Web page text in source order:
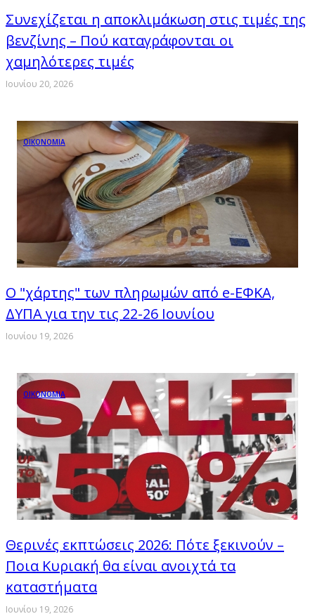
Συνεχίζεται η αποκλιμάκωση στις τιμές της
βενζίνης – Πού καταγράφονται οι
χαμηλότερες τιμές
Ιουνίου 20, 2026
ΟΙΚΟΝΟΜΙΑ
Ο "χάρτης" των πληρωμών από e-ΕΦΚΑ,
ΔΥΠΑ για την τις 22-26 Ιουνίου
Ιουνίου 19, 2026
ΟΙΚΟΝΟΜΙΑ
Θερινές εκπτώσεις 2026: Πότε ξεκινούν –
Ποια Κυριακή θα είναι ανοιχτά τα
καταστήματα
Ιουνίου 19, 2026